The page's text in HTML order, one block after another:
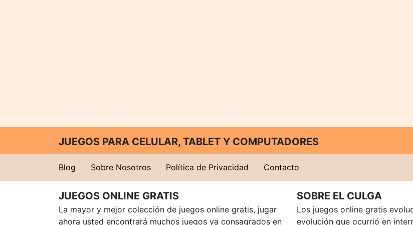
JUEGOS PARA CELULAR, TABLET Y COMPUTADORES
Blog Sobre Nosotros Política de Privacidad Contacto
JUEGOS ONLINE GRATIS
La mayor y mejor colección de juegos online gratis, jugar
ahora usted encontrará muchos juegos ya consagrados en
SOBRE EL CULGA
Los juegos online gratis
evolución que ocurrió en